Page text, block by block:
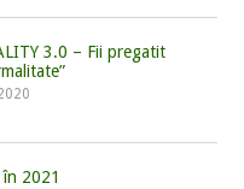
3.0 – Fii pregatit
2021